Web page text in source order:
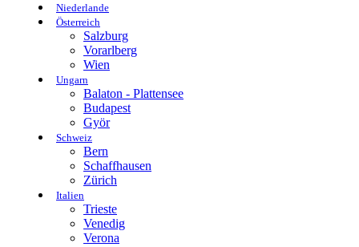
Niederlande
Österreich
Salzburg
Vorarlberg
Wien
Ungarn
Balaton - Plattensee
Budapest
Györ
Schweiz
Bern
Schaffhausen
Zürich
Italien
Trieste
Venedig
Verona